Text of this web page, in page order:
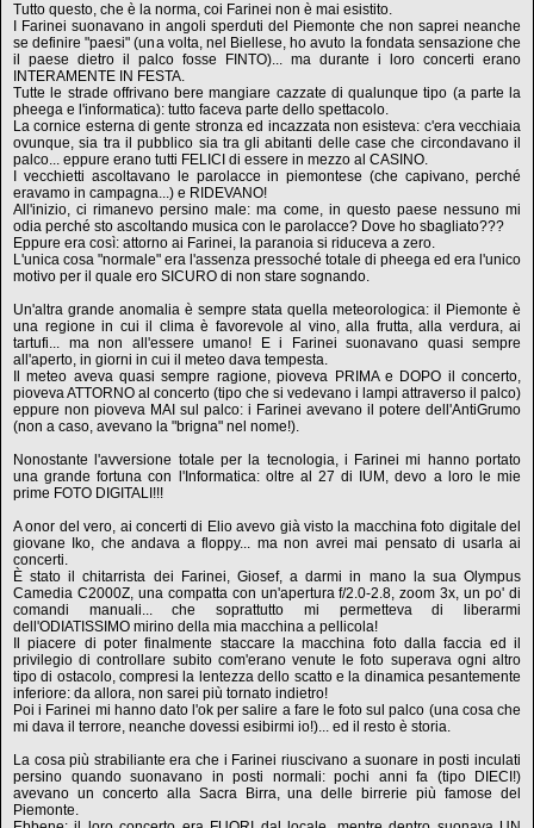
Tutto questo, che è la norma, coi Farinei non è mai esistito.
I Farinei suonavano in angoli sperduti del Piemonte che non saprei neanche
se definire "paesi" (una volta, nel Biellese, ho avuto la fondata sensazione che
il paese dietro il palco fosse FINTO)... ma durante i loro concerti erano
INTERAMENTE IN FESTA.
Tutte le strade offrivano bere mangiare cazzate di qualunque tipo (a parte la
pheega e l'informatica): tutto faceva parte dello spettacolo.
La cornice esterna di gente stronza ed incazzata non esisteva: c'era vecchiaia
ovunque, sia tra il pubblico sia tra gli abitanti delle case che circondavano il
palco... eppure erano tutti FELICI di essere in mezzo al CASINO.
I vecchietti ascoltavano le parolacce in piemontese (che capivano, perché
eravamo in campagna...) e RIDEVANO!
All'inizio, ci rimanevo persino male: ma come, in questo paese nessuno mi
odia perché sto ascoltando musica con le parolacce? Dove ho sbagliato???
Eppure era così: attorno ai Farinei, la paranoia si riduceva a zero.
L'unica cosa "normale" era l'assenza pressoché totale di pheega ed era l'unico
motivo per il quale ero SICURO di non stare sognando.
Un'altra grande anomalia è sempre stata quella meteorologica: il Piemonte è
una regione in cui il clima è favorevole al vino, alla frutta, alla verdura, ai
tartufi... ma non all'essere umano! E i Farinei suonavano quasi sempre
all'aperto, in giorni in cui il meteo dava tempesta.
Il meteo aveva quasi sempre ragione, pioveva PRIMA e DOPO il concerto,
pioveva ATTORNO al concerto (tipo che si vedevano i lampi attraverso il palco)
eppure non pioveva MAI sul palco: i Farinei avevano il potere dell'AntiGrumo
(non a caso, avevano la "brigna" nel nome!).
Nonostante l'avversione totale per la tecnologia, i Farinei mi hanno portato
una grande fortuna con l'Informatica: oltre al 27 di IUM, devo a loro le mie
prime FOTO DIGITALI!!!
A onor del vero, ai concerti di Elio avevo già visto la macchina foto digitale del
giovane Iko, che andava a floppy... ma non avrei mai pensato di usarla ai
concerti.
È stato il chitarrista dei Farinei, Giosef, a darmi in mano la sua Olympus
Camedia C2000Z, una compatta con un'apertura f/2.0-2.8, zoom 3x, un po' di
comandi manuali... che soprattutto mi permetteva di liberarmi
dell'ODIATISSIMO mirino della mia macchina a pellicola!
Il piacere di poter finalmente staccare la macchina foto dalla faccia ed il
privilegio di controllare subito com'erano venute le foto superava ogni altro
tipo di ostacolo, compresi la lentezza dello scatto e la dinamica pesantemente
inferiore: da allora, non sarei più tornato indietro!
Poi i Farinei mi hanno dato l'ok per salire a fare le foto sul palco (una cosa che
mi dava il terrore, neanche dovessi esibirmi io!)... ed il resto è storia.
La cosa più strabiliante era che i Farinei riuscivano a suonare in posti inculati
persino quando suonavano in posti normali: pochi anni fa (tipo DIECI!)
avevano un concerto alla Sacra Birra, una delle birrerie più famose del
Piemonte.